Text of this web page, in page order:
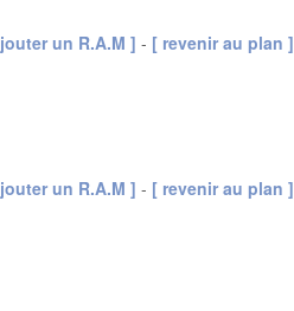
un R.A.M ] - [ revenir au plan ]
un R.A.M ] - [ revenir au plan ]